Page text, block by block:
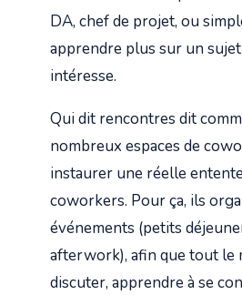
DA, chef de projet, ou
apprendre plus sur un
intéresse.
Qui dit rencontres dit
nombreux espaces de
instaurer une réelle
coworkers. Pour ça, ils
événements (petits
afterwork), afin que tout le
discuter, apprendre à se